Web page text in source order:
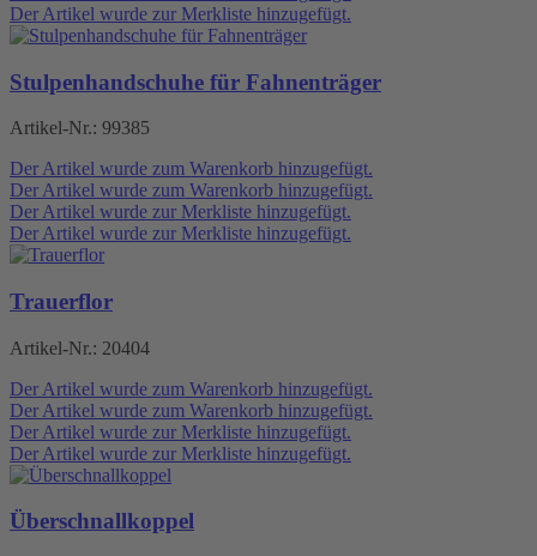
Der Artikel wurde zur Merkliste hinzugefügt.
Stulpenhandschuhe für Fahnenträger
Artikel-Nr.: 99385
Der Artikel wurde zum Warenkorb hinzugefügt.
Der Artikel wurde zum Warenkorb hinzugefügt.
Der Artikel wurde zur Merkliste hinzugefügt.
Der Artikel wurde zur Merkliste hinzugefügt.
Trauerflor
Artikel-Nr.: 20404
Der Artikel wurde zum Warenkorb hinzugefügt.
Der Artikel wurde zum Warenkorb hinzugefügt.
Der Artikel wurde zur Merkliste hinzugefügt.
Der Artikel wurde zur Merkliste hinzugefügt.
Überschnallkoppel